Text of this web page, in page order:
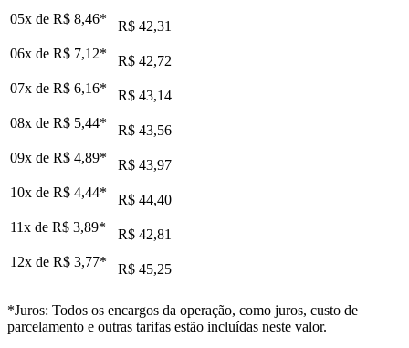
05x de R$ 8,46*
R$ 42,31
06x de R$ 7,12*
R$ 42,72
07x de R$ 6,16*
R$ 43,14
08x de R$ 5,44*
R$ 43,56
09x de R$ 4,89*
R$ 43,97
10x de R$ 4,44*
R$ 44,40
11x de R$ 3,89*
R$ 42,81
12x de R$ 3,77* R$ 45,25
*Juros: Todos os encargos da operação, como juros, custo de
parcelamento e outras tarifas estão incluídas neste valor.